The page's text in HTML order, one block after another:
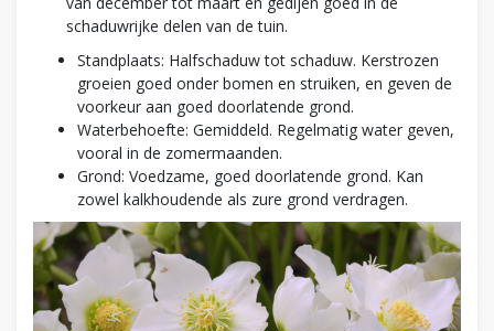
schaduwrijke delen van de tuin.
Standplaats: Halfschaduw tot schaduw. Kerstrozen
groeien goed onder bomen en struiken, en geven de
voorkeur aan goed doorlatende grond.
Waterbehoefte: Gemiddeld. Regelmatig water geven,
vooral in de zomermaanden.
Grond: Voedzame, goed doorlatende grond. Kan
zowel kalkhoudende als zure grond verdragen.